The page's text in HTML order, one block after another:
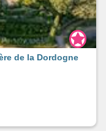
de la Dordogne